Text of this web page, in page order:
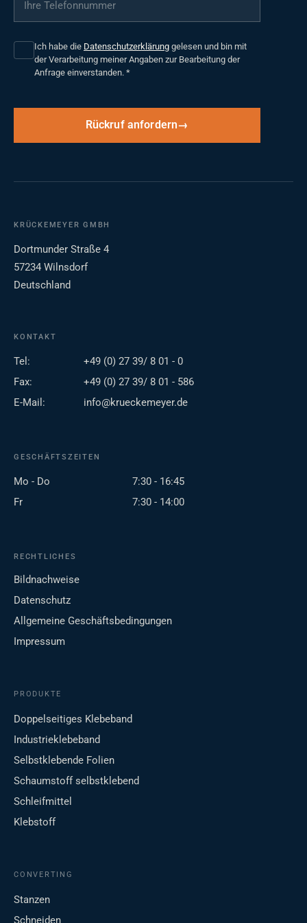
Ich habe die Datenschutzerklärung gelesen und bin mit
der Verarbeitung meiner Angaben zur Bearbeitung der
Anfrage einverstanden. *
Rückruf anfordern
KRÜCKEMEYER GMBH
Dortmunder Straße 4
57234 Wilnsdorf
Deutschland
KONTAKT
Tel:
+49 (0) 27 39/ 8 01 - 0
Fax:
+49 (0) 27 39/ 8 01 - 586
E-Mail:
info@krueckemeyer.de
GESCHÄFTSZEITEN
Mo - Do
7:30 - 16:45
Fr
7:30 - 14:00
RECHTLICHES
Bildnachweise
Datenschutz
Allgemeine Geschäftsbedingungen
Impressum
PRODUKTE
Doppelseitiges Klebeband
Industrieklebeband
Selbstklebende Folien
Schaumstoff selbstklebend
Schleifmittel
Klebstoff
CONVERTING
Stanzen
Schneiden